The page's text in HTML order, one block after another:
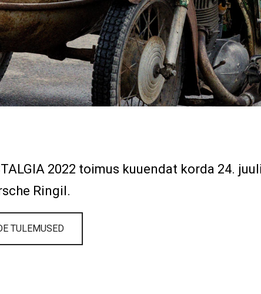
2022 toimus kuuendat korda 24.
Ringil.
TULEMUSED